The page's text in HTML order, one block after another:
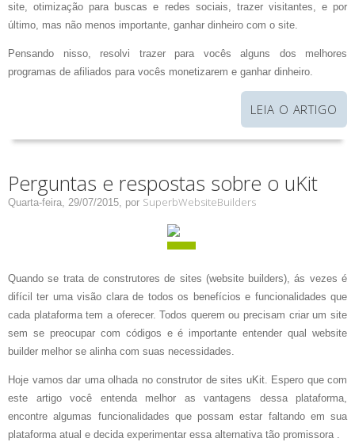
site, otimização para buscas e redes sociais, trazer visitantes, e por
último, mas não menos importante, ganhar dinheiro com o site.
Pensando nisso, resolvi trazer para vocês alguns dos melhores
programas de afiliados para vocês monetizarem e ganhar dinheiro.
LEIA O ARTIGO
Perguntas e respostas sobre o uKit
Quarta-feira, 29/07/2015, por SuperbWebsiteBuilders
Quando se trata de construtores de sites (website builders), ás vezes é
difícil ter uma visão clara de todos os benefícios e funcionalidades que
cada plataforma tem a oferecer. Todos querem ou precisam criar um site
sem se preocupar com códigos e é importante entender qual website
builder melhor se alinha com suas necessidades.
Hoje vamos dar uma olhada no construtor de sites uKit. Espero que com
este artigo você entenda melhor as vantagens dessa plataforma,
encontre algumas funcionalidades que possam estar faltando em sua
plataforma atual e decida experimentar essa alternativa tão promissora .